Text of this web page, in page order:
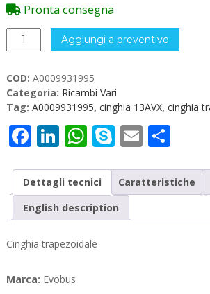
Pronta consegna
A0009931995
Cinghia
13AVX
quantità
Aggiungi a preventivo
COD: A0009931995
Categoria: Ricambi Vari
Tag: A0009931995, cinghia 13AVX, cinghia
Facebook
LinkedIn
WhatsApp
Skype
Email
Dettagli tecnici Caratteristiche
English description
Cinghia trapezoidale
Marca: Evobus